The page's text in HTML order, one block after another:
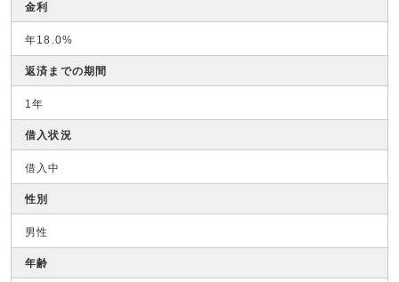
金利
年18.0%
返済までの期間
1年
借入状況
借入中
性別
男性
年齢